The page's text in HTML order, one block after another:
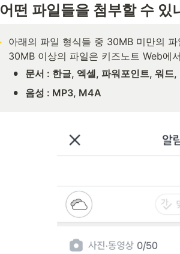
어떤 파일들을 첨부할 수 있
아래의 파일 형식들 중 30MB 미만의
30MB 이상의 파일은 키즈노트 Web에
• 문서 : 한글, 엑셀, 파워포인트, 워드,
• 음성 : MP3, M4A